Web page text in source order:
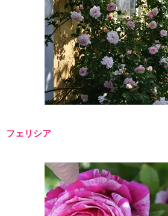
フェリシア